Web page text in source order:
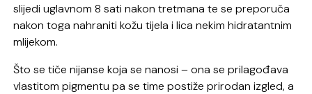
slijedi uglavnom 8 sati nakon tretmana te se preporuča
nakon toga nahraniti kožu tijela i lica nekim hidratantnim
mlijekom.
Što se tiče nijanse koja se nanosi – ona se prilagođava
vlastitom pigmentu pa se time postiže prirodan izgled, a